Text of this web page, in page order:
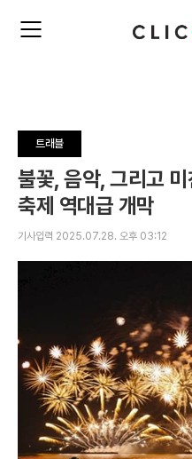
주
뉴
펼
치
기
트래블
불꽃, 음악, 그리고
축제 역대급 개막
기사입력 2025.07.28. 오후 03:12